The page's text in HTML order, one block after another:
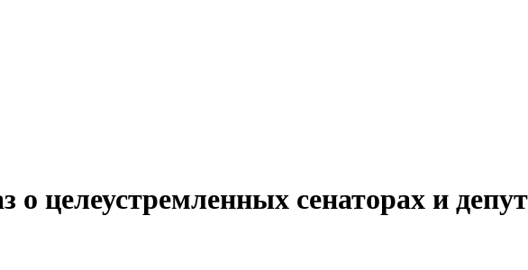
целеустремленных сенаторах и